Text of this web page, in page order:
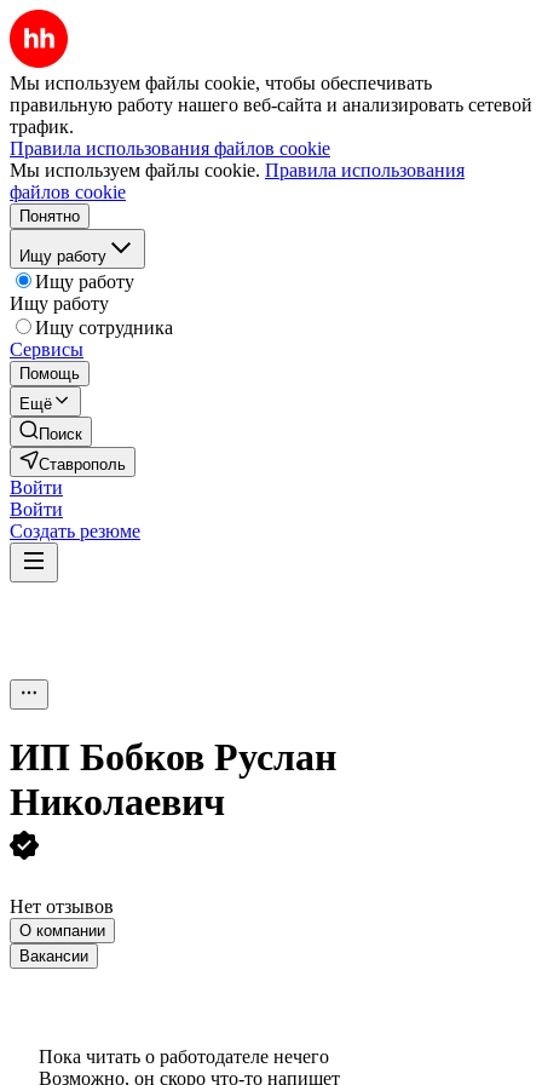
Мы используем файлы cookie, чтобы обеспечивать
правильную работу нашего веб-сайта и анализировать сетевой
трафик.
Правила использования файлов cookie
Мы используем файлы cookie. Правила использования
файлов cookie
Понятно
Ищу работу
Ищу работу
Ищу работу
Ищу сотрудника
Сервисы
Помощь
Ещё
Поиск
Ставрополь
Войти
Войти
Создать резюме
ИП Бобков Руслан
Николаевич
Нет отзывов
О компании
Вакансии
Пока читать о работодателе нечего
Возможно, он скоро что‑то напишет